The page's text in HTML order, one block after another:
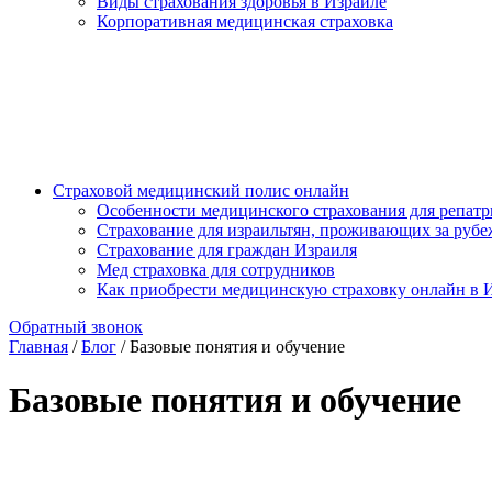
Корпоративная медицинская страховка
Страховой медицинский полис онлайн
Особенности медицинского страхования для
Страхование для израильтян, проживающих за
Страхование для граждан Израиля
Мед страховка для сотрудников
Как приобрести медицинскую страховку онлайн в
Обратный звонок
Главная /Блог /Базовые понятия и обучение
Базовые понятия и обучение